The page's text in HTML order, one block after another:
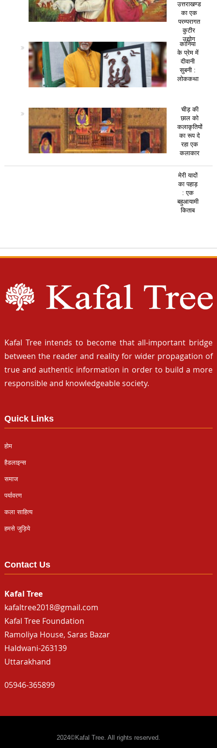
उत्तराखण्ड
का एक
परम्परागत
कुटीर
उद्योग
कानिया
के प्रेम में
दीवानी
सुबनी :
लोककथा
चीड़ की
छाल को
कलाकृतियों
का रूप दे
रहा एक
कलाकार
मेरी यादों
का पहाड़
: एक
बहुआयामी
किताब
Kafal Tree intends to become that all-important bridge
between the reader and reality for wider propagation of
true and authentic information in order to build a more
responsible and knowledgeable society.
Quick Links
होम
हैडलाइन्स
समाज
पर्यावरण
कला साहित्य
हमसे जुड़िये
Contact Us
Kafal Tree
kafaltree2018@gmail.com
Kafal Tree Foundation
Ramoliya House, Saras Bazar
Haldwani-263139
Uttarakhand
05946-365899
2024©Kafal Tree. All rights reserved.